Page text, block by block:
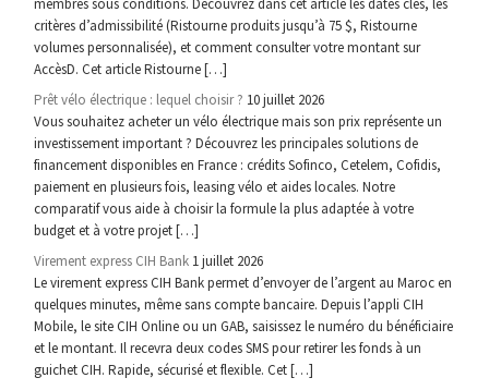
membres sous conditions. Découvrez dans cet article les dates clés, les
critères d’admissibilité (Ristourne produits jusqu’à 75 $, Ristourne
volumes personnalisée), et comment consulter votre montant sur
AccèsD. Cet article Ristourne […]
Prêt vélo électrique : lequel choisir ? 10 juillet 2026
Vous souhaitez acheter un vélo électrique mais son prix représente un
investissement important ? Découvrez les principales solutions de
financement disponibles en France : crédits Sofinco, Cetelem, Cofidis,
paiement en plusieurs fois, leasing vélo et aides locales. Notre
comparatif vous aide à choisir la formule la plus adaptée à votre
budget et à votre projet […]
Virement express CIH Bank 1 juillet 2026
Le virement express CIH Bank permet d’envoyer de l’argent au Maroc en
quelques minutes, même sans compte bancaire. Depuis l’appli CIH
Mobile, le site CIH Online ou un GAB, saisissez le numéro du bénéficiaire
et le montant. Il recevra deux codes SMS pour retirer les fonds à un
guichet CIH. Rapide, sécurisé et flexible. Cet […]